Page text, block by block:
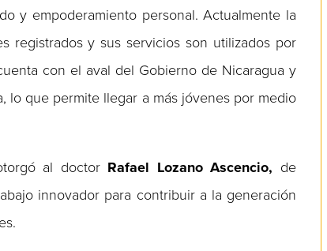
y empoderamiento personal. Actualmente la
registrados y sus servicios son utilizados por
con el aval del Gobierno de Nicaragua y
lo que permite llegar a más jóvenes por medio
al doctorRafael Lozano Ascencio, de
innovador para contribuir a la generación